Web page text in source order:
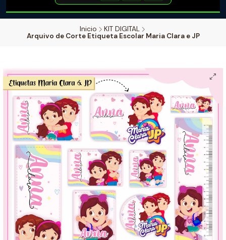
Inicio
KIT DIGITAL
Arquivo de Corte Etiqueta Escolar Maria Clara e JP